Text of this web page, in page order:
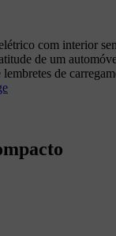
com interior
de um
lembretes de